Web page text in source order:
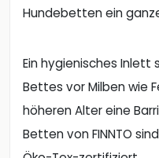
Hundebetten ein
Ein hygienisches Inlett
Bettes vor Milben wie
höheren Alter eine
Betten von FINNTO